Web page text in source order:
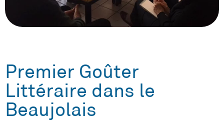
Premier Goûter
Littéraire dans le
Beaujolais